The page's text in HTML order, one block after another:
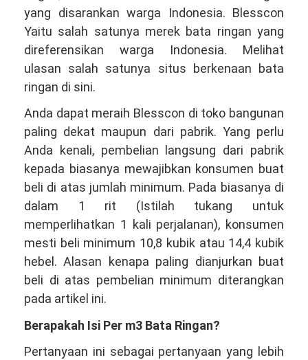
yang disarankan warga Indonesia. Blesscon
Yaitu salah satunya merek bata ringan yang
direferensikan warga Indonesia. Melihat
ulasan salah satunya situs berkenaan bata
ringan di sini.
Anda dapat meraih Blesscon di toko bangunan
paling dekat maupun dari pabrik. Yang perlu
Anda kenali, pembelian langsung dari pabrik
kepada biasanya mewajibkan konsumen buat
beli di atas jumlah minimum. Pada biasanya di
dalam 1 rit (Istilah tukang untuk
memperlihatkan 1 kali perjalanan), konsumen
mesti beli minimum 10,8 kubik atau 14,4 kubik
hebel. Alasan kenapa paling dianjurkan buat
beli di atas pembelian minimum diterangkan
pada artikel ini.
Berapakah Isi Per m3 Bata Ringan?
Pertanyaan ini sebagai pertanyaan yang lebih